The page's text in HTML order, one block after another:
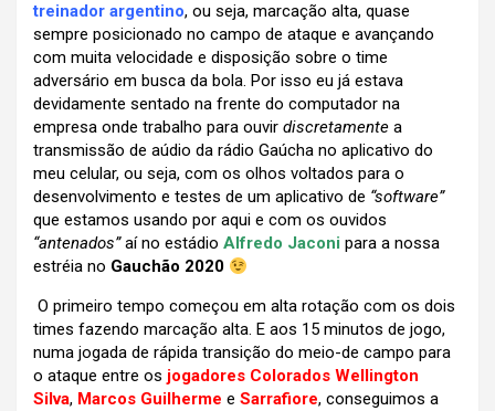
treinador argentino, ou seja, marcação alta, quase
sempre posicionado no campo de ataque e avançando
com muita velocidade e disposição sobre o time
adversário em busca da bola. Por isso eu já estava
devidamente sentado na frente do computador na
empresa onde trabalho para ouvir discretamente a
transmissão de aúdio da rádio Gaúcha no aplicativo do
meu celular, ou seja, com os olhos voltados para o
desenvolvimento e testes de um aplicativo de “software”
que estamos usando por aqui e com os ouvidos
“antenados”aí no estádio Alfredo Jaconi para a nossa
estréia no Gauchão 2020
O primeiro tempo começou em alta rotação com os dois
times fazendo marcação alta. E aos 15 minutos de jogo,
numa jogada de rápida transição do meio-de campo para
o ataque entre os jogadores Colorados Wellington
Silva, Marcos Guilherme e Sarrafiore, conseguimos a